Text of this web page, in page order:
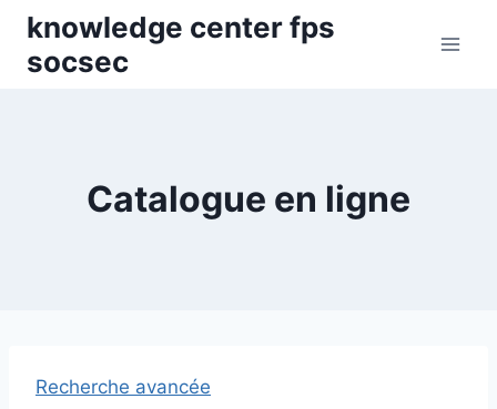
Skip
content
knowledge center fps
socsec
Catalogue en ligne
Recherche avancée